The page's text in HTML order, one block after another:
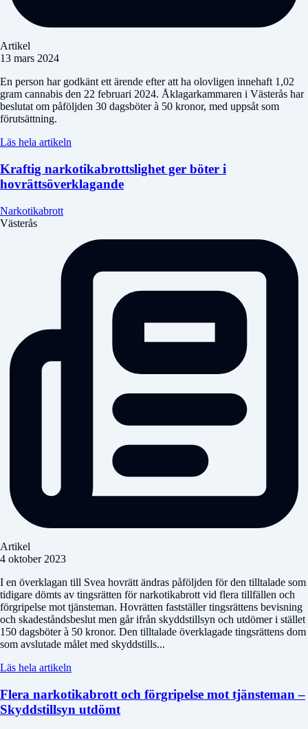
Artikel
13 mars 2024
En person har godkänt ett ärende efter att ha olovligen innehaft 1,02
gram cannabis den 22 februari 2024. Åklagarkammaren i Västerås har
beslutat om påföljden 30 dagsböter à 50 kronor, med uppsåt som
förutsättning.
Läs hela artikeln
Kraftig narkotikabrottslighet ger böter i
hovrättsöverklagande
Narkotikabrott
Västerås
Artikel
4 oktober 2023
I en överklagan till Svea hovrätt ändras påföljden för den tilltalade som
tidigare dömts av tingsrätten för narkotikabrott vid flera tillfällen och
förgripelse mot tjänsteman. Hovrätten fastställer tingsrättens bevisning
och skadeståndsbeslut men går ifrån skyddstillsyn och utdömer i stället
150 dagsböter à 50 kronor. Den tilltalade överklagade tingsrättens dom
som avslutade målet med skyddstills...
Läs hela artikeln
Flera narkotikabrott och förgripelse mot tjänsteman –
Skyddstillsyn utdömt